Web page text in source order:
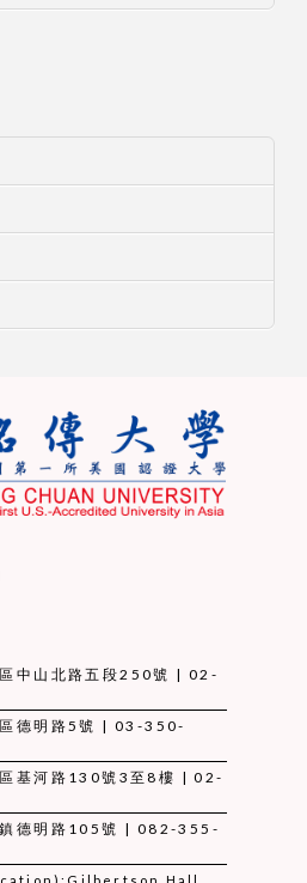
中山北路五段250號 | 02-
德明路5號 | 03-350-
基河路130號3至8樓 | 02-
鎮德明路105號 | 082-355-